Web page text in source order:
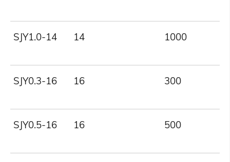
SJY1.0-14 14 1000
SJY0.3-16 16 300
SJY0.5-16 16 500